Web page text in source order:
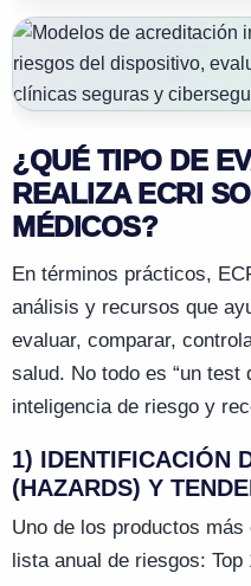
¿QUÉ TIPO DE
REALIZA ECRI
MÉDICOS?
En términos prácticos,
análisis y recursos que
evaluar, comparar,
salud. No todo es “un test
inteligencia de riesgo y
1) IDENTIFICACIÓN
(HAZARDS) Y
Uno de los productos
lista anual de riesgos: Top